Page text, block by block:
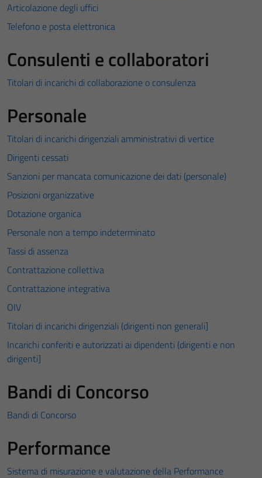
Articolazione degli uffici
Telefono e posta elettronica
Consulenti e collaboratori
Titolari di incarichi di collaborazione o consulenza
Personale
Titolari di incarichi dirigenziali amministrativi di vertice
Dirigenti cessati
Sanzioni per mancata comunicazione dei dati (personale)
Posizioni organizzative
Dotazione organica
Personale non a tempo indeterminato
Tassi di assenza
Contrattazione collettiva
Contrattazione integrativa
OIV
Titolari di incarichi dirigenziali (dirigenti non generali]
Incarichi conferiti e autorizzati ai dipendenti (dirigenti e non
dirigenti]
Bandi di Concorso
Bandi di Concorso
Performance
Sistema di misurazione e valutazione della Performance